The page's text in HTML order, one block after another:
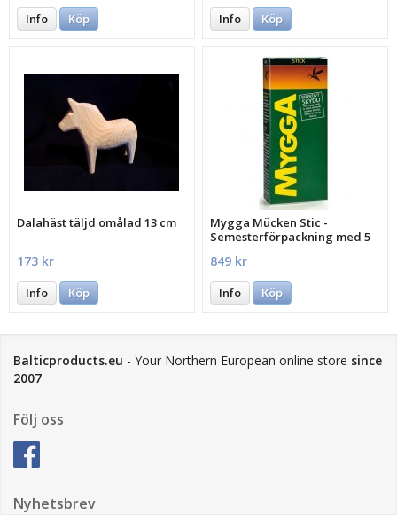
Info Köp Info Köp
Dalahäst täljd omålad 13 cm
173 kr
Info Köp
Mygga Mücken Stic -
Semesterförpackning med 5
849 kr
Info Köp
Balticproducts.eu - Your Northern European online store since
2007
Följ oss
Nyhetsbrev